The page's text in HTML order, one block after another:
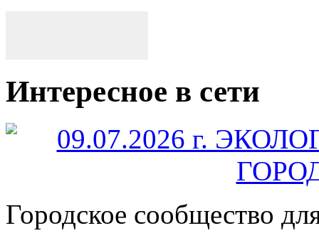
Интересное в сети
Городское сообщество